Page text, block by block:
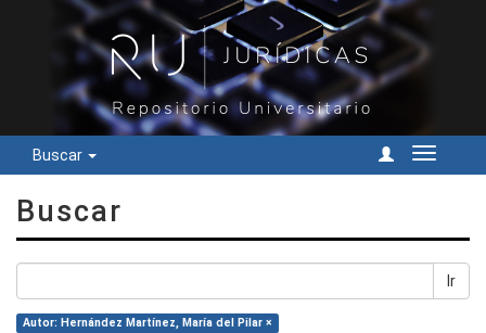
Buscar
Cambiar
Buscar
Ir
Autor: Hernández Martínez, María del Pilar ×